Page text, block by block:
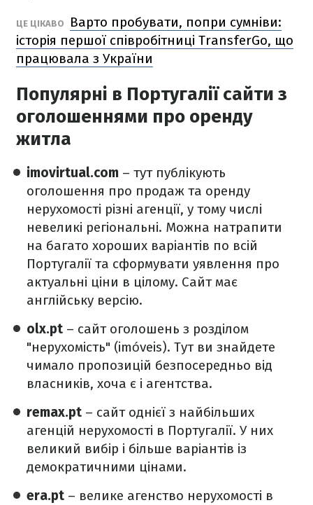
ЦЕ ЦІКАВО
Варто пробувати, попри сумніви:
історія першої співробітниці TransferGo, що
працювала з України
Популярні в Португалії сайти з
оголошеннями про оренду
житла
imovirtual.com – тут публікують
оголошення про продаж та оренду
нерухомості різні агенції, у тому числі
невеликі регіональні. Можна натрапити
на багато хороших варіантів по всій
Португалії та сформувати уявлення про
актуальні ціни в цілому. Сайт має
англійську версію.
olx.pt – сайт оголошень з розділом
"нерухомість" (imóveis). Тут ви знайдете
чимало пропозицій безпосередньо від
власників, хоча є і агентства.
remax.pt – сайт однієї з найбільших
агенцій нерухомості в Португалії. У них
великий вибір і більше варіантів із
демократичними цінами.
era.pt – велике агенство нерухомості в